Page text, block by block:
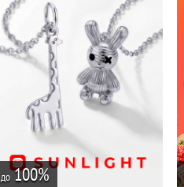
до 100%